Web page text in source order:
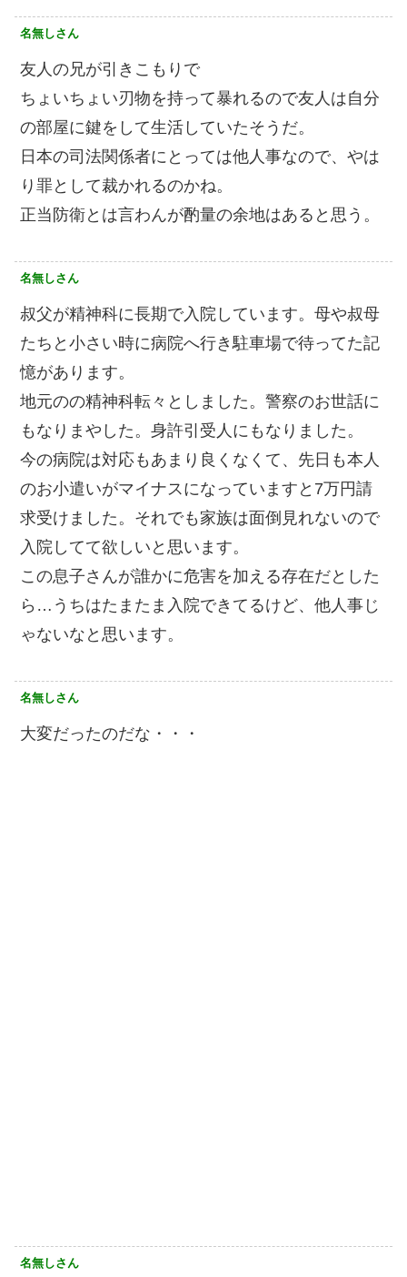
名無しさん
友人の兄が引きこもりで
ちょいちょい刃物を持って暴れるので友人は自分
の部屋に鍵をして生活していたそうだ。
日本の司法関係者にとっては他人事なので、やは
り罪として裁かれるのかね。
正当防衛とは言わんが酌量の余地はあると思う。
名無しさん
叔父が精神科に長期で入院しています。母や叔母
たちと小さい時に病院へ行き駐車場で待ってた記
憶があります。
地元のの精神科転々としました。警察のお世話に
もなりまやした。身許引受人にもなりました。
今の病院は対応もあまり良くなくて、先日も本人
のお小遣いがマイナスになっていますと7万円請
求受けました。それでも家族は面倒見れないので
入院してて欲しいと思います。
この息子さんが誰かに危害を加える存在だとした
ら…うちはたまたま入院できてるけど、他人事じ
ゃないなと思います。
名無しさん
大変だったのだな・・・
名無しさん